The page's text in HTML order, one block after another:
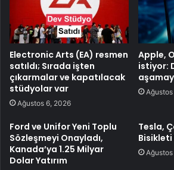
Electronic Arts (EA) resmen
satıldı; Sırada işten
çıkarmalar ve kapatılacak
stüdyolar var
Ağustos 6, 2026
Apple,
istiyor:
Ford ve Unifor Yeni Toplu
Sözleşmeyi Onayladı,
Kanada’ya 1.25 Milyar
Dolar Yatırım
Tesla,
Bisikleti